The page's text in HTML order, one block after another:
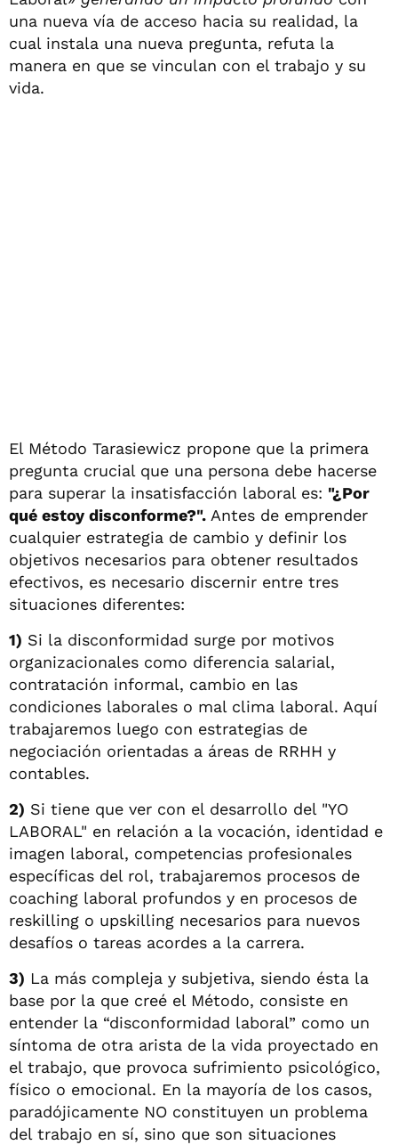
una nueva vía de acceso hacia su realidad, la
cual instala una nueva pregunta, refuta la
manera en que se vinculan con el trabajo y su
vida.
El Método Tarasiewicz propone que la primera
pregunta crucial que una persona debe hacerse
para superar la insatisfacción laboral es: "¿Por
qué estoy disconforme?". Antes de emprender
cualquier estrategia de cambio y definir los
objetivos necesarios para obtener resultados
efectivos, es necesario discernir entre tres
situaciones diferentes:
1) Si la disconformidad surge por motivos
organizacionales como diferencia salarial,
contratación informal, cambio en las
condiciones laborales o mal clima laboral. Aquí
trabajaremos luego con estrategias de
negociación orientadas a áreas de RRHH y
contables.
2) Si tiene que ver con el desarrollo del "YO
LABORAL" en relación a la vocación, identidad e
imagen laboral, competencias profesionales
específicas del rol, trabajaremos procesos de
coaching laboral profundos y en procesos de
reskilling o upskilling necesarios para nuevos
desafíos o tareas acordes a la carrera.
3) La más compleja y subjetiva, siendo ésta la
base por la que creé el Método, consiste en
entender la “disconformidad laboral” como un
síntoma de otra arista de la vida proyectado en
el trabajo, que provoca sufrimiento psicológico,
físico o emocional. En la mayoría de los casos,
paradójicamente NO constituyen un problema
del trabajo en sí, sino que son situaciones